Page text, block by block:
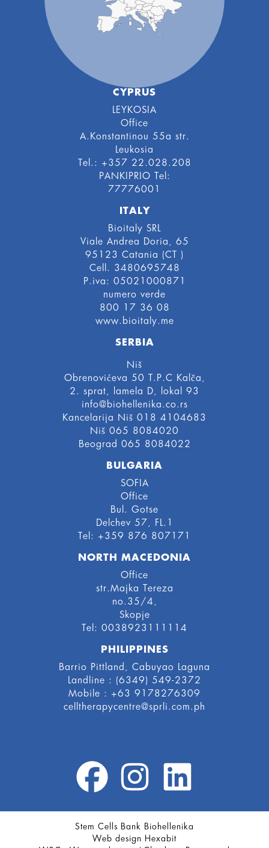
CYPRUS
LEYKOSIA
Office
A.Konstantinou 55a str.
Leukosia
Tel.: +357 22.028.208
PANKIPRIO Tel:
77776001
ITALY
Bioitaly SRL
Viale Andrea Doria, 65
95123 Catania (CT )
Cell. 3480695748
P.iva: 05021000871
numero verde
800 17 36 08
www.bioitaly.me
SERBIA
Niš
Obrenovićeva 50 T.P.C Kalča,
2. sprat, lamela D, lokal 93
info@biohellenika.co.rs
Kancelarija Niš 018 4104683
Niš 065 8084020
Beograd 065 8084022
BULGARIA
SOFIA
Office
Bul. Gotse
Delchev 57, FL.1
Tel: +359 876 807171
NORTH MACEDONIA
Office
str.Majka Tereza
no.35/4,
Skopje
Tel: 0038923111114
PHILIPPINES
Barrio Pittland, Cabuyao Laguna
Landline : (6349) 549-2372
Mobile : +63 9178276309
celltherapycentre@sprli.com.ph
Stem Cells Bank
Biohellenika
Web design Hexabit